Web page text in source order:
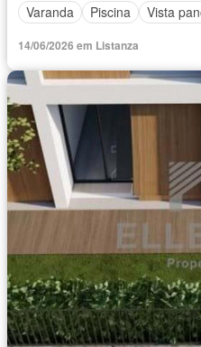
Varanda
Piscina Vista
14/06/2026 em Listanza